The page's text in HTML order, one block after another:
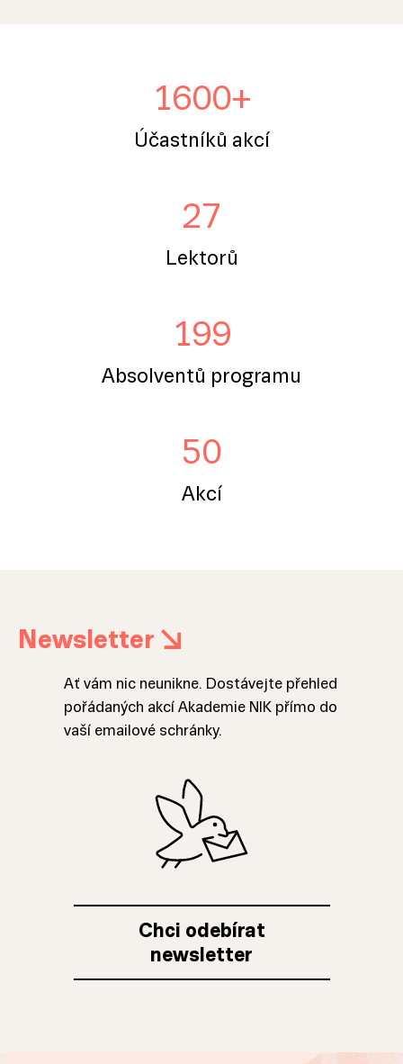
1600+
27
199
50
Účastníků akcí
Lektorů
Absolventů programu
Akcí
Newsletter
Ať vám nic neunikne. Dostávejte přehled
pořádaných akcí Akademie NIK přímo do
vaší emailové schránky.
Chci odebírat
newsletter